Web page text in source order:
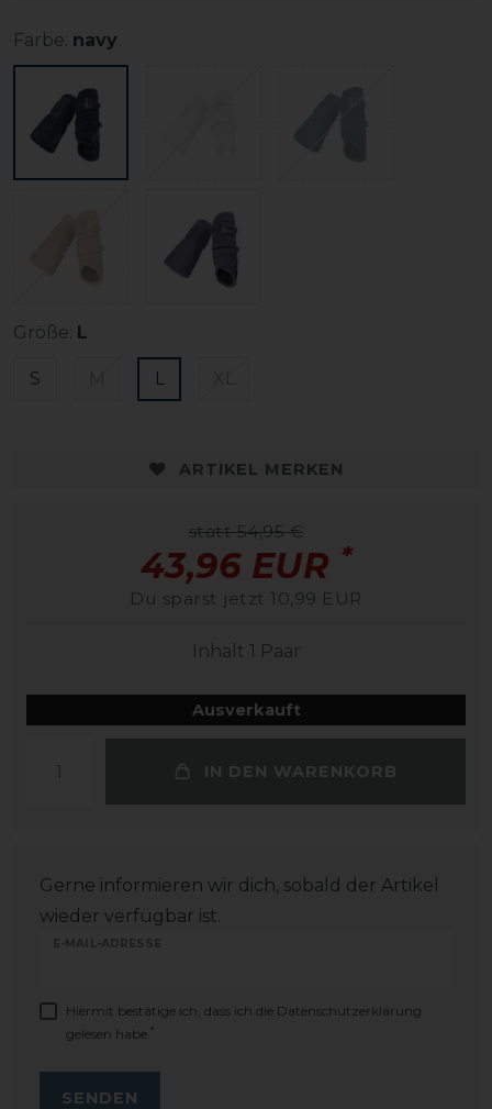
Farbe: navy
Größe: L
S L
ARTIKEL MERKEN
statt 54,95 €
43,96 EUR *
Du sparst jetzt 10,99 EUR
Inhalt 1 Paar
Ausverkauft
IN DEN WARENKORB
Gerne informieren wir dich, sobald der Artikel
wieder verfügbar ist.
E-MAIL-ADRESSE
Hiermit bestätige ich, dass ich die Daten­schutz­erklärung
gelesen habe. *
SENDEN